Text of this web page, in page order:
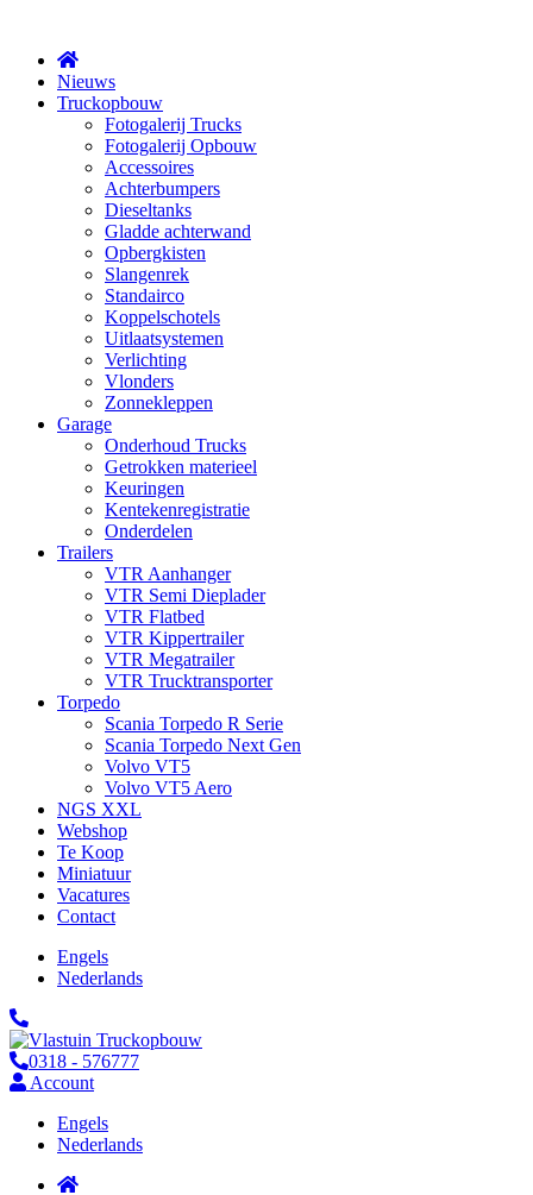
Nieuws
Truckopbouw
Fotogalerij Trucks
Fotogalerij Opbouw
Accessoires
Achterbumpers
Dieseltanks
Gladde achterwand
Opbergkisten
Slangenrek
Standairco
Koppelschotels
Uitlaatsystemen
Verlichting
Vlonders
Zonnekleppen
Garage
Onderhoud Trucks
Getrokken materieel
Keuringen
Kentekenregistratie
Onderdelen
Trailers
VTR Aanhanger
VTR Semi Dieplader
VTR Flatbed
VTR Kippertrailer
VTR Megatrailer
VTR Trucktransporter
Torpedo
Scania Torpedo R Serie
Scania Torpedo Next Gen
Volvo VT5
Volvo VT5 Aero
NGS XXL
Webshop
Te Koop
Miniatuur
Vacatures
Contact
Engels
Nederlands
0318 - 576777
Account
Engels
Nederlands